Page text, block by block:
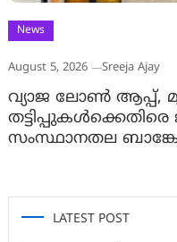
News
August 5, 2026 Sreeja Ajay
വ്യാജ ലോൺ ആപ്പ്,
സംസ്ഥാനതല
LATEST POST